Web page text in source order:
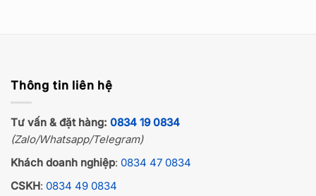
Thông tin liên hệ
Tư vấn & đặt hàng: 0834 19 0834
(Zalo/Whatsapp/Telegram)
Khách doanh nghiệp: 0834 47 0834
CSKH: 0834 49 0834